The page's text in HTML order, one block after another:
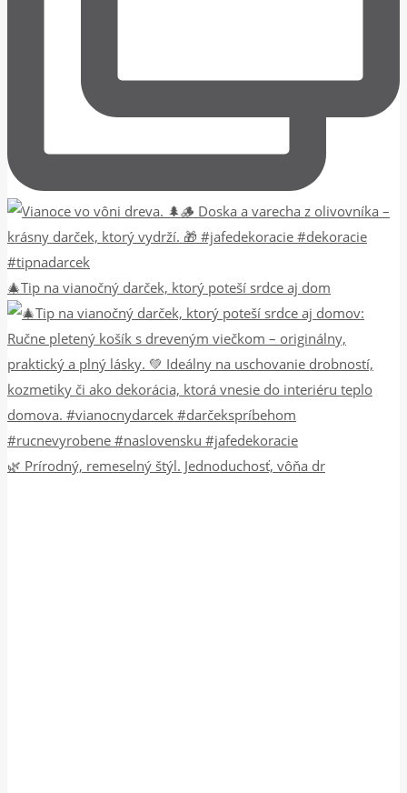
🎄Tip na vianočný darček, ktorý poteší srdce aj dom
🌿 Prírodný, remeselný štýl. Jednoduchosť, vôňa dr